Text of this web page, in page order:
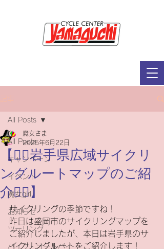
All Posts
キャンペーン
イベント
魔女girl
お知らせ
ツーリング
バイク・オートバイ
All Posts
【🚴‍♀️岩手県広域サイクリ
ングルートマップのご紹
介🚴‍♀️】
魔女さま
2025年6月22日
サイクリングの季節ですね！
昨日は盛岡市のサイクリングマップを
ご紹介しましたが、本日は岩手県のサ
イクリングルートをご紹介します！